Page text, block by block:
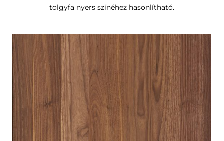
tölgyfa nyers színéhez hasonlítható.